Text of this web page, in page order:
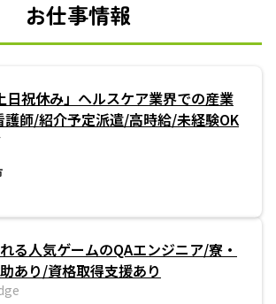
お仕事情報
日祝休み」ヘルスケア業界での産業
師/紹介予定派遣/高時給/未経験OK
る人気ゲームのQAエンジニア/寮・
あり/資格取得支援あり